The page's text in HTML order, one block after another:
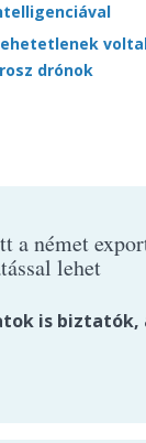
drónok
a német
lehet
is biztatók,